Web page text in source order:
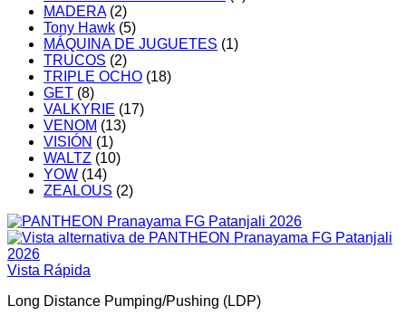
MADERA (2)
Tony Hawk (5)
MÁQUINA DE JUGUETES (1)
TRUCOS (2)
TRIPLE OCHO (18)
GET (8)
VALKYRIE (17)
VENOM (13)
VISIÓN (1)
WALTZ (10)
YOW (14)
ZEALOUS (2)
Vista Rápida
Long Distance Pumping/Pushing (LDP)